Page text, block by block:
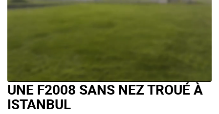
UNE F2008 SANS NEZ TROUÉ À
ISTANBUL